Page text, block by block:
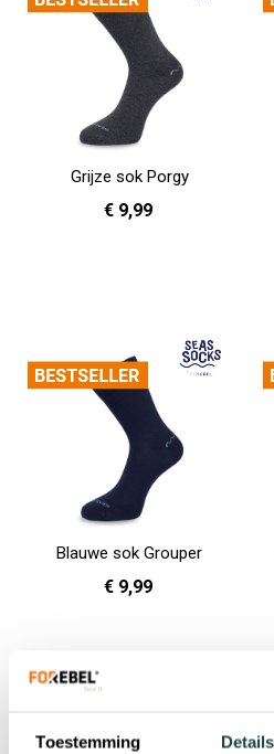
Toestemming Details
Grijze sok Porgy
€ 9,99
Blauwe sok Grouper
€ 9,99